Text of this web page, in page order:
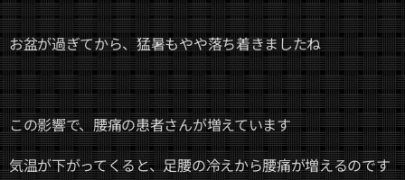
お盆が過ぎてから、猛暑もやや落ち着きましたね
この影響で、腰痛の患者さんが増えています
気温が下がってくると、足腰の冷えから腰痛が増えるのです